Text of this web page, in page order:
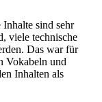
sind sehr
viele technische
Das war für
Vokabeln und
Inhalten als